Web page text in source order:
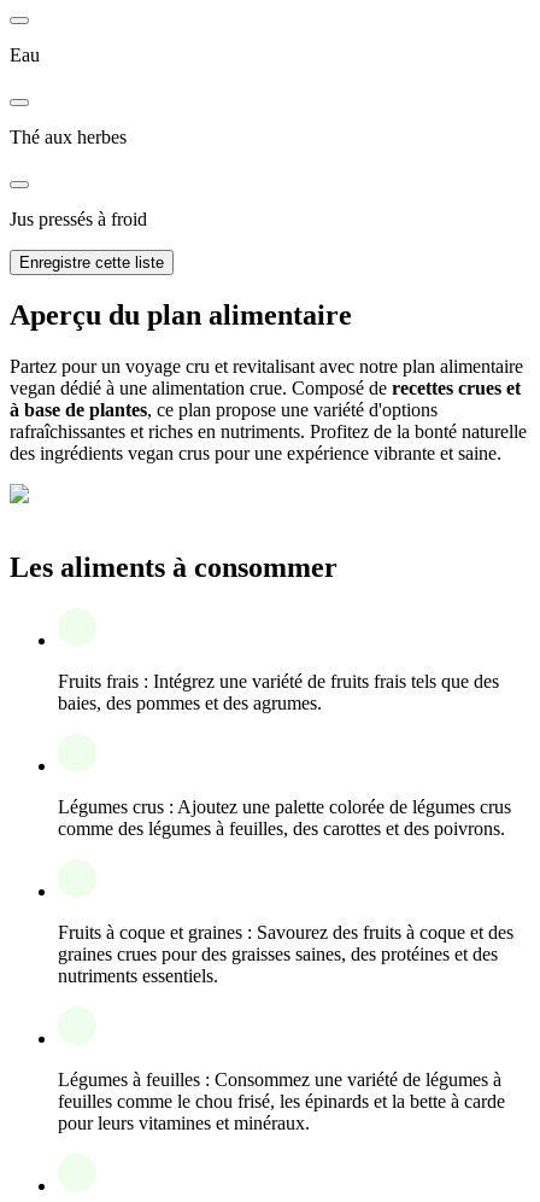
Eau
Thé aux herbes
Jus pressés à froid
Enregistre cette liste
Aperçu du plan alimentaire
Partez pour un voyage cru et revitalisant avec notre plan alimentaire
vegan dédié à une alimentation crue. Composé de recettes crues et
à base de plantes, ce plan propose une variété d'options
rafraîchissantes et riches en nutriments. Profitez de la bonté naturelle
des ingrédients vegan crus pour une expérience vibrante et saine.
Les aliments à consommer
Fruits frais : Intégrez une variété de fruits frais tels que des
baies, des pommes et des agrumes.
Légumes crus : Ajoutez une palette colorée de légumes crus
comme des légumes à feuilles, des carottes et des poivrons.
Fruits à coque et graines : Savourez des fruits à coque et des
graines crues pour des graisses saines, des protéines et des
nutriments essentiels.
Légumes à feuilles : Consommez une variété de légumes à
feuilles comme le chou frisé, les épinards et la bette à carde
pour leurs vitamines et minéraux.